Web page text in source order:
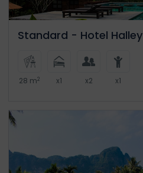
Standard - Hotel Halley
28 m2 x1 x2 x1